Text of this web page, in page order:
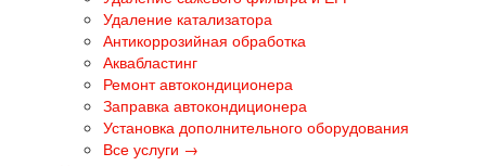
Удаление катализатора
Антикоррозийная обработка
Аквабластинг
Ремонт автокондиционера
Заправка автокондиционера
Установка дополнительного оборудования
Все услуги →